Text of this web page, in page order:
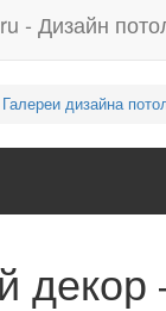
Галереи дизайна